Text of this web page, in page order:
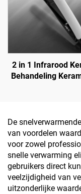
2 in 1 Infrarood
Behandeling
De
van voordelen
voor zowel
snelle verwarming
gebruikers direct
veelzijdigheid van
uitzonderlijke